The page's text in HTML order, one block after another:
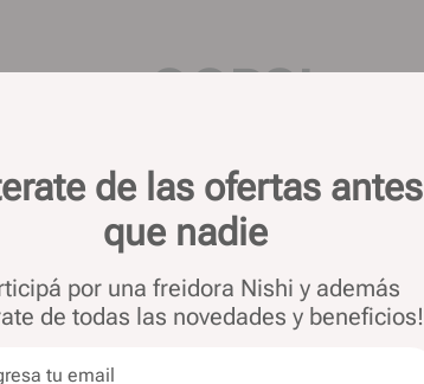
de las ofertas antes
que nadie
por una freidora Nishi y además
de todas las novedades y beneficios!
OOPS!
todas las novedades y ofertas